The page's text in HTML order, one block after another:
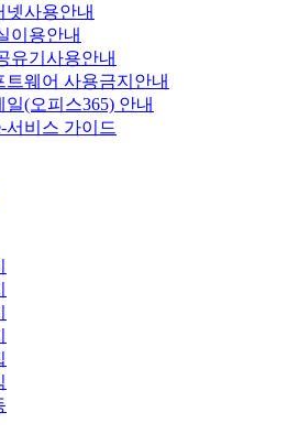
넷사용안내
이용안내
유기사용안내
트웨어 사용금지안내
일(오피스365) 안내
서비스 가이드